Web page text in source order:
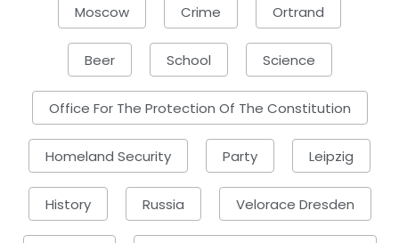
Moscow Crime Ortrand
Beer School Science
Office For The Protection Of The Constitution
Homeland Security Party Leipzig
History Russia Velorace Dresden